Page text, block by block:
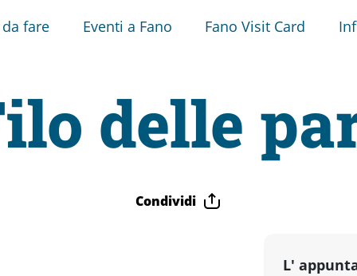
da fare Eventi a Fano Fano Visit Card
delle
Condividi
L'